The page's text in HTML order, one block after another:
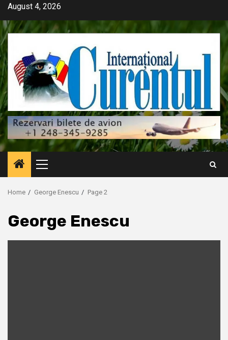
Skip
content
August 4, 2026
Primary
Menu
Home George Enescu Page 2
George Enescu